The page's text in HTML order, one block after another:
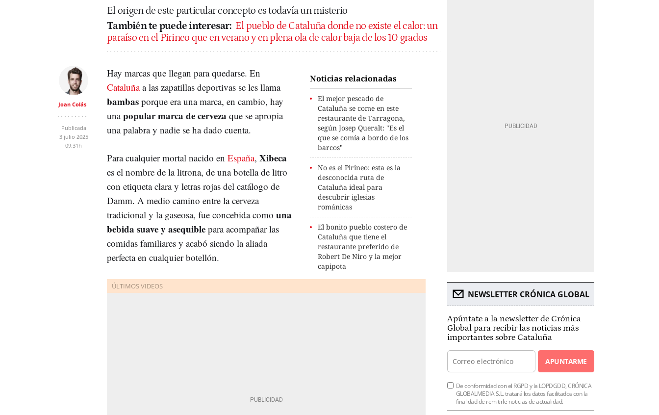
El origen de este particular concepto es todavía un misterio
También te puede interesar: El pueblo de Cataluña donde no existe el calor: un
paraíso en el Pirineo que en verano y en plena ola de calor baja de los 10 grados
Joan Colás
Publicada
3 julio 2025
09:31h
Noticias relacionadas
El mejor pescado de
Cataluña se come en este
restaurante de Tarragona,
según Josep Queralt: "Es el
que se comía a bordo de los
barcos"
No es el Pirineo: esta es la
desconocida ruta de
Cataluña ideal para
descubrir iglesias
románicas
El bonito pueblo costero de
Cataluña que tiene el
restaurante preferido de
Robert De Niro y la mejor
capipota
Hay marcas que llegan para quedarse. En
Cataluñaa las zapatillas deportivas se les llama
bambas porque era una marca, en cambio, hay
unapopular marca de cerveza que se apropia
una palabra y nadie se ha dado cuenta.
Para cualquier mortal nacido en España, Xibeca
es el nombre de la litrona, de una botella de litro
con etiqueta clara y letras rojas del catálogo de
Damm. A medio camino entre la cerveza
tradicional y la gaseosa, fue concebida como una
bebida suave y asequible para acompañar las
comidas familiares y acabó siendo la aliada
perfecta en cualquier botellón.
NEWSLETTER CRÓNICA GLOBAL
Apúntate a la newsletter de Crónica
Global para recibir las noticias más
importantes sobre Cataluña
APUNTARME
De conformidad con el RGPD y la LOPDGDD, CRÓNICA
GLOBALMEDIA S.L. tratará los datos facilitados con la
finalidad de remitirle noticias de actualidad.